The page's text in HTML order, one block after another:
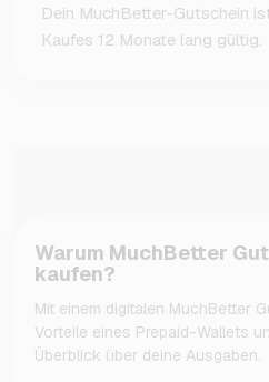
Dein MuchBetter-Gutschein
Kaufes 12 Monate lang gültig.
Warum MuchBetter
kaufen?
Mit einem digitalen MuchBetter
Vorteile eines Prepaid-Wallets
Überblick über deine Ausgaben.